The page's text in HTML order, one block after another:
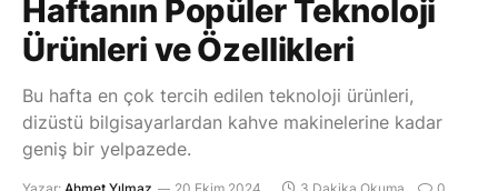
Haftanın Popüler Teknoloji
Ürünleri ve Özellikleri
Bu hafta en çok tercih edilen teknoloji ürünleri,
dizüstü bilgisayarlardan kahve makinelerine kadar
geniş bir yelpazede.